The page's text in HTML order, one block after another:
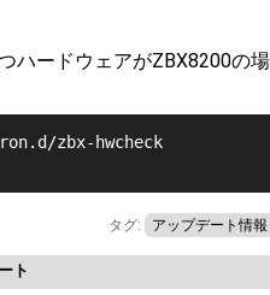
ハードウェアがZBX8200の場
zbx-hwcheck
タグ: アップデート情報
ト